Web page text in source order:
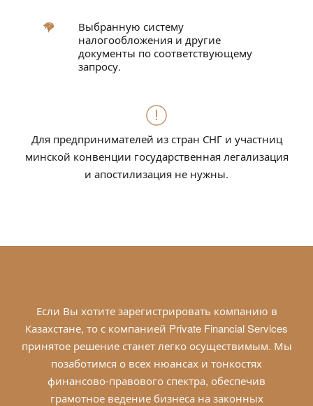
Выбранную систему
налогообложения и другие
документы по соответствующему
запросу.
Для предпринимателей из стран СНГ и участниц
минской конвенции государственная легализация
и апостилизация не нужны.
Если Вы хотите зарегистрировать компанию в
Казахстане, то с компанией Private Financial Services
принятое решение станет легко осуществимым. Мы
позаботимся о всех нюансах и тонкостях
финансово-правового спектра, обеспечив
грамотное ведение бизнеса на законных